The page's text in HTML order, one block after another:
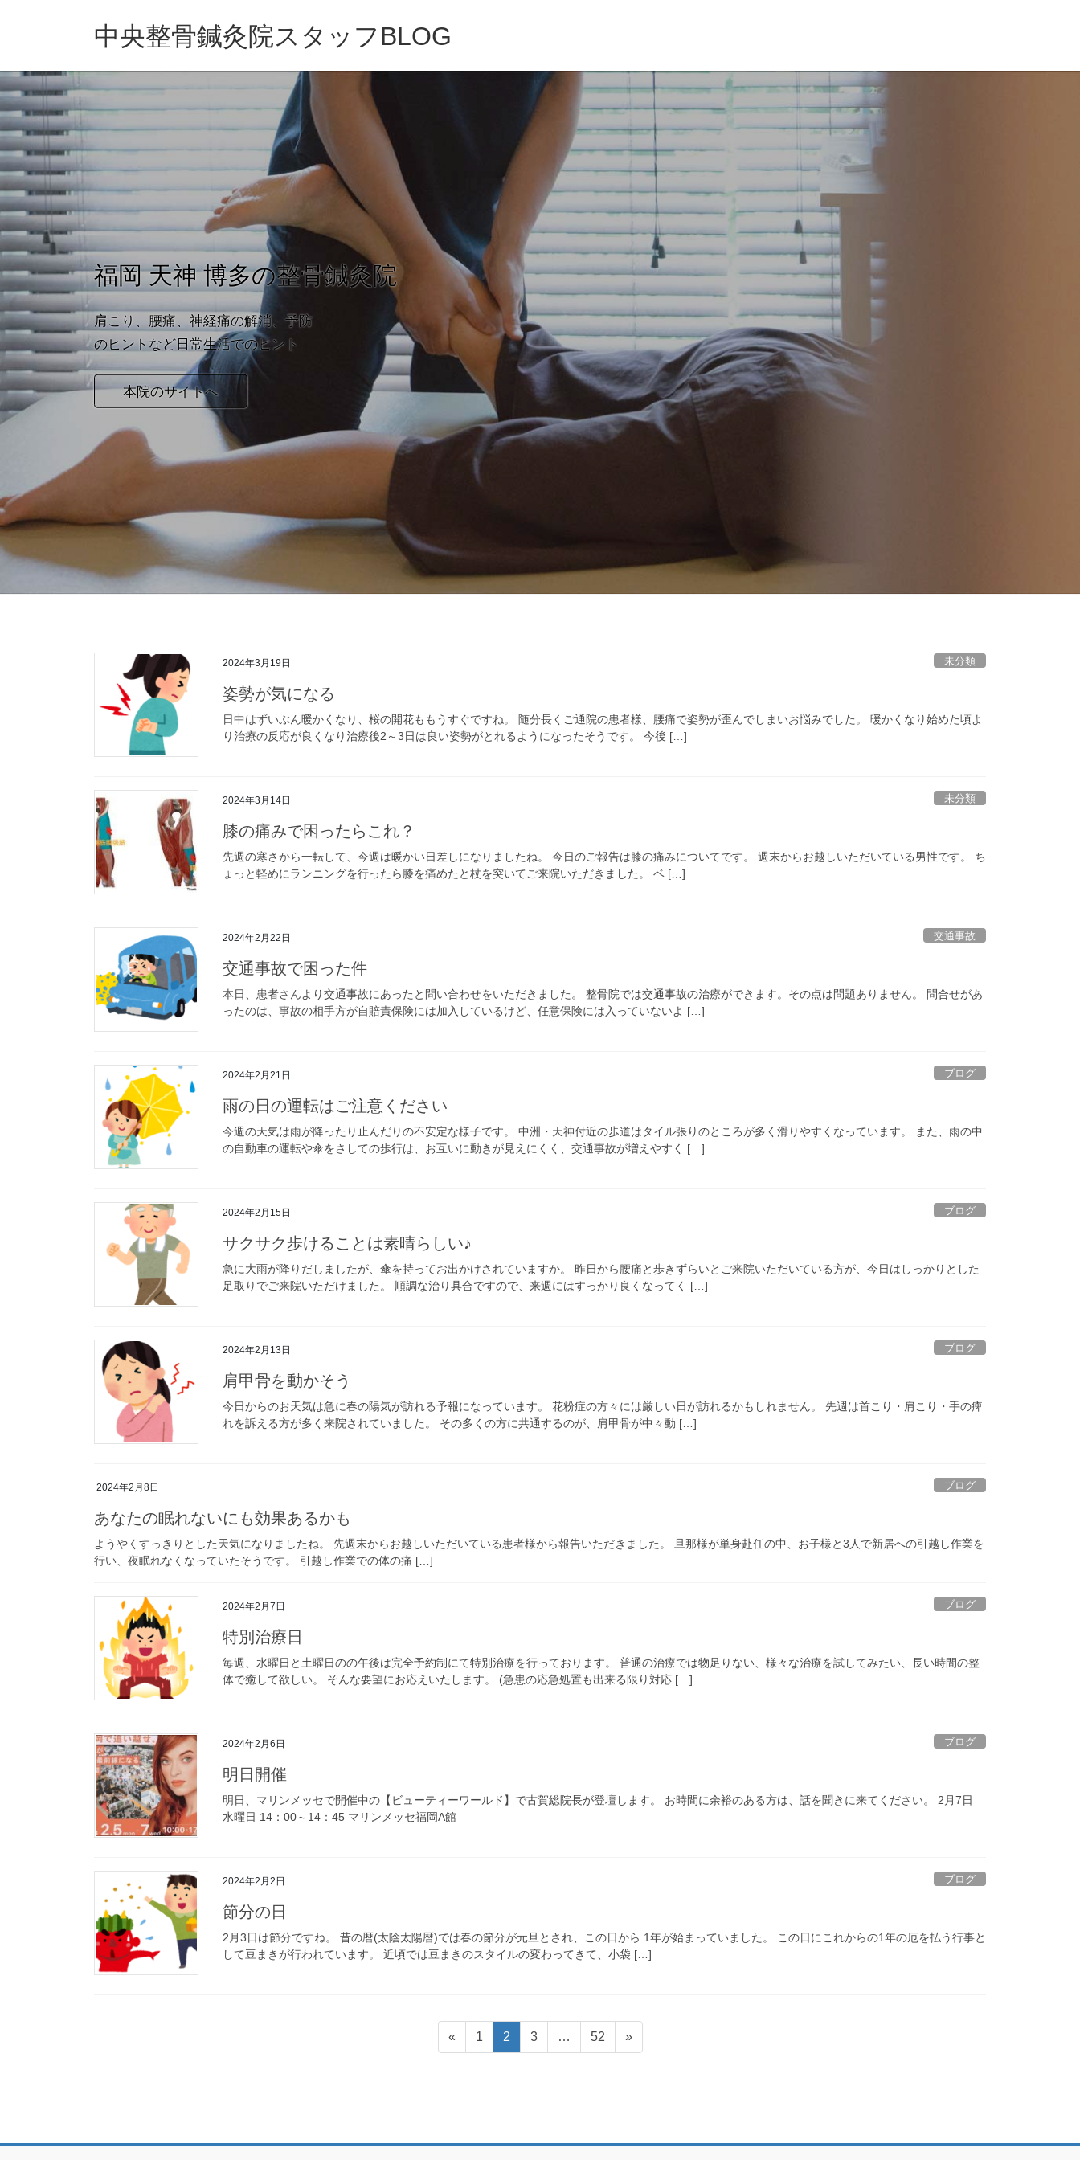
ツ
へ
ス
キ
ッ
プ
シ
ョ
ン
に
移
動
中央整骨鍼灸院スタッフBLOG
福岡 天神 博多の整骨鍼灸院
肩こり、腰痛、神経痛の解消、予防
のヒントなど日常生活でのヒント
本院のサイトへ
2024年3月19日 未分類
姿勢が気になる
日中はずいぶん暖かくなり、桜の開花ももうすぐですね。 随分長くご通院の患者様、腰痛で姿勢が歪んでしまいお悩みでした。 暖かくなり始めた頃よ
り治療の反応が良くなり治療後2～3日は良い姿勢がとれるようになったそうです。 今後 […]
2024年3月14日 未分類
膝の痛みで困ったらこれ？
先週の寒さから一転して、今週は暖かい日差しになりましたね。 今日のご報告は膝の痛みについてです。 週末からお越しいただいている男性です。 ち
ょっと軽めにランニングを行ったら膝を痛めたと杖を突いてご来院いただきました。 ベ […]
2024年2月22日 交通事故
交通事故で困った件
本日、患者さんより交通事故にあったと問い合わせをいただきました。 整骨院では交通事故の治療ができます。その点は問題ありません。 問合せがあ
ったのは、事故の相手方が自賠責保険には加入しているけど、任意保険には入っていないよ […]
2024年2月21日 ブログ
雨の日の運転はご注意ください
今週の天気は雨が降ったり止んだりの不安定な様子です。 中洲・天神付近の歩道はタイル張りのところが多く滑りやすくなっています。 また、雨の中
の自動車の運転や傘をさしての歩行は、お互いに動きが見えにくく、交通事故が増えやすく […]
2024年2月15日 ブログ
サクサク歩けることは素晴らしい♪
急に大雨が降りだしましたが、傘を持ってお出かけされていますか。 昨日から腰痛と歩きずらいとご来院いただいている方が、今日はしっかりとした
足取りでご来院いただけました。 順調な治り具合ですので、来週にはすっかり良くなってく […]
2024年2月13日 ブログ
肩甲骨を動かそう
今日からのお天気は急に春の陽気が訪れる予報になっています。 花粉症の方々には厳しい日が訪れるかもしれません。 先週は首こり・肩こり・手の痺
れを訴える方が多く来院されていました。 その多くの方に共通するのが、肩甲骨が中々動 […]
2024年2月8日 ブログ
あなたの眠れないにも効果あるかも
ようやくすっきりとした天気になりましたね。 先週末からお越しいただいている患者様から報告いただきました。 旦那様が単身赴任の中、お子様と3人で新居への引越し作業を
行い、夜眠れなくなっていたそうです。 引越し作業での体の痛 […]
2024年2月7日 ブログ
特別治療日
毎週、水曜日と土曜日のの午後は完全予約制にて特別治療を行っております。 普通の治療では物足りない、様々な治療を試してみたい、長い時間の整
体で癒して欲しい。 そんな要望にお応えいたします。 (急患の応急処置も出来る限り対応 […]
2024年2月6日 ブログ
明日開催
明日、マリンメッセで開催中の【ビューティーワールド】で古賀総院長が登壇します。 お時間に余裕のある方は、話を聞きに来てください。 2月7日
水曜日 14：00～14：45 マリンメッセ福岡A館
2024年2月2日 ブログ
節分の日
2月3日は節分ですね。 昔の暦(太陰太陽暦)では春の節分が元旦とされ、この日から 1年が始まっていました。 この日にこれからの1年の厄を払う行事と
して豆まきが行われています。 近頃では豆まきのスタイルの変わってきて、小袋 […]
ー
«
固
定
1
固
定
2
固
定
3 …
固
定
52 »